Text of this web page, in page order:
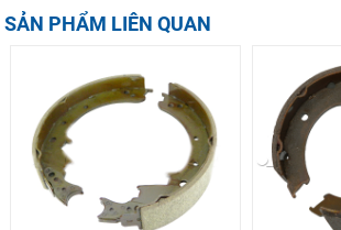
SẢN PHẨM LIÊN QUAN